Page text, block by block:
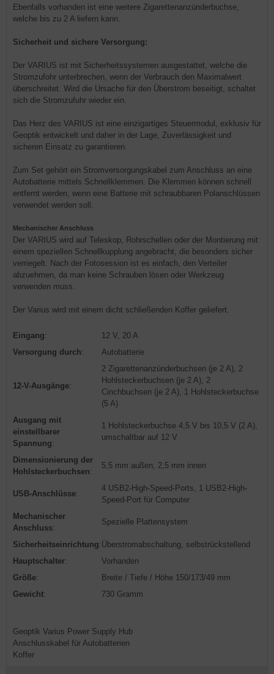
Ebenfalls vorhanden ist eine weitere Zigarettenanzünderbuchse,
welche bis zu 2 A liefern kann.
Sicherheit und sichere Versorgung:
Der VARIUS ist mit Sicherheitssystemen ausgestattet, welche die
Stromzufohr unterbrechen, wenn der Verbrauch den Maximalwert
überschreitet. Wird die Ursache für den Überstrom beseitigt, schaltet
sich die Stromzufuhr wieder ein.
Das Herz des VARIUS ist eine einzigartiges Steuermodul, exklusiv für
Geoptik entwickelt und daher in der Lage, Zuverlässigkeit und
sicheren Einsatz zu garantieren.
Zum Set gehört ein Stromversorgungskabel zum Anschluss an eine
Autobatterie mittels Schnellklemmen. Die Klemmen können schnell
entfernt werden, wenn eine Batterie mit schraubbaren Polanschlüssen
verwendet werden soll.
Mechanischer Anschluss
Der VARIUS wird auf Teleskop, Rohrschellen oder der Montierung mit
einem speziellen Schnellkupplung angebracht, die besonders sicher
verriegelt. Nach der Fotosession ist es einfach, den Verteiler
abzuehmen, da man keine Schrauben lösen oder Werkzeug
verwenden muss.
Der Varius wird mit einem dicht schließenden Koffer geliefert.
Eingang:
12 V, 20 A
Versorgung durch: Autobatterie
12-V-Ausgänge:
2 Zigarettenanzünderbuchsen (je 2 A), 2
Hohlsteckerbuchsen (je 2 A), 2
Cinchbuchsen (je 2 A), 1 Hohlsteckerbuchse
(5 A)
Ausgang mit
einstellbarer
Spannung:
1 Hohlsteckerbuchse 4,5 V bis 10,5 V (2 A),
umschaltbar auf 12 V
Dimensionierung der
Hohlsteckerbuchsen:
5,5 mm außen, 2,5 mm innen
USB-Anschlüsse:
4 USB2-High-Speed-Ports, 1 USB2-High-
Speed-Port für Computer
Mechanischer
Anschluss:
Spezielle Plattensystem
Sicherheitseinrichtung: Überstromabschaltung, selbstrückstellend
Hauptschalter:
Vorhanden
Größe:
Breite / Tiefe / Höhe 150/173/49 mm
Gewicht: 730 Gramm
Geoptik Varius Power Supply Hub
Anschlusskabel für Autobatterien
Koffer